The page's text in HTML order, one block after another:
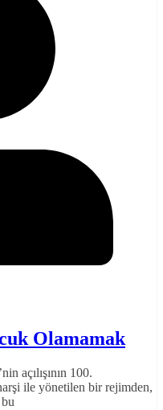
Olamamak
açılışının 100.
ile yönetilen bir rejimden,